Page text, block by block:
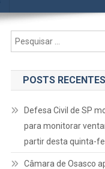
POSTS RECENTES
Defesa Civil de SP
para monitorar
partir desta quinta-
Câmara de Osasco